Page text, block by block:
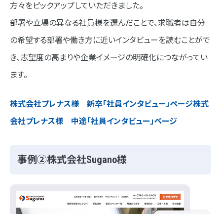
方々をピックアップしていただきました。
部署や立場の異なる社員様を選んだことで、求職者は自分
の希望する部署や働き方に近いインタビューを読むことがで
き、志望度の高まりや企業イメージの明確化につながってい
ます。
株式会社プレナス様 新卒「社員インタビュー」ページ株式
会社プレナス様 中途「社員インタビュー」ページ
事例②株式会社Sugano様